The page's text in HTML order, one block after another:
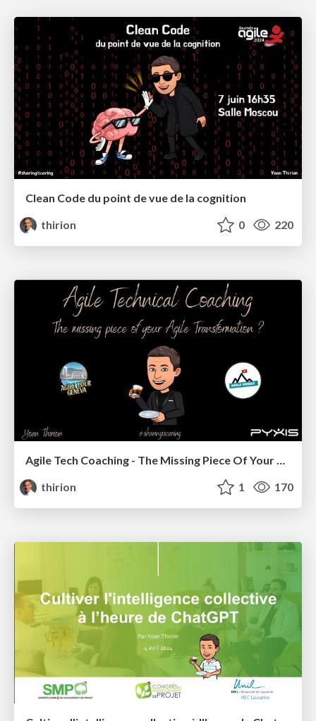
Clean Code du point de vue de la cognition
thirion
0 220
Agile Tech Coaching - The Missing Piece Of Your Organization
thirion
1 170